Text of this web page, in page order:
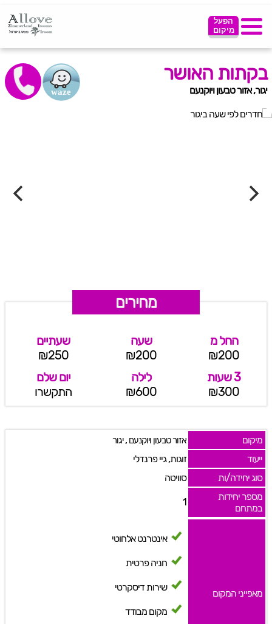
הפעל
מיקום
בקתות האושר
יגור, אזור טבעון ויוקנעם
מחירים
החל מ
₪200
שעה
₪200
שעתיים
₪250
3 שעות
₪300
לילה
₪600
יום שלם
התקשרו
מיקום אזור טבעון ויוקנעם,יגור
ייעוד
זוגות, גיי פרנדלי
סוג יחידה/ות
סוויטה
מספר יחידות
במתחם
1
מאפייני המקום
אינטרנט אלחוטי
חניה פרטית
שירות דיסקרטי
מקום מבודד